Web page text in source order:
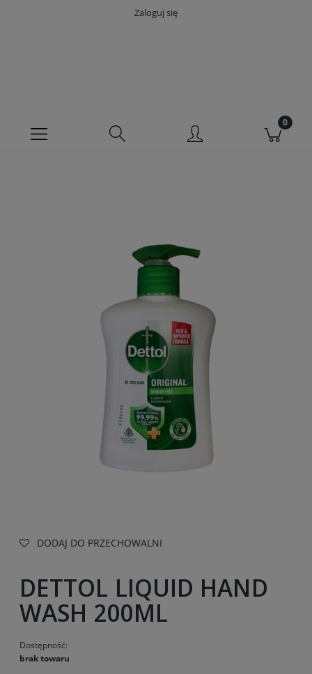
Zaloguj się
DODAJ DO PRZECHOWALNI
DETTOL LIQUID HAND
WASH 200ML
Dostępność:
brak towaru